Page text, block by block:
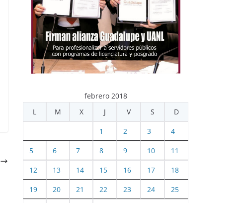
febrero 2018
L
M X J V S D
1 2 3 4
5 6 7 8 9 10 11
12 13 14 15 16 17 18
19 20 21 22 23 24 25